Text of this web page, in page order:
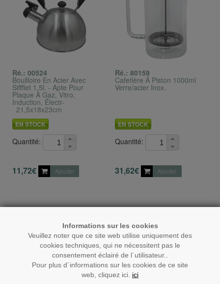
Informations sur les cookies
Veuillez noter que ce site web utilise uniquement des
cookies techniques, qui ne nécessitent pas le
consentement éclairé de l´utilisateur..
Pour plus d´informations sur les cookies de ce site
web, cliquez ici. ici
Ré.: 00524
Bouilloire En Acier Avec
Siffflet 1,5l. - Apte Pour
Plaque À Gaz, Vitro,
Induction, Électr-
_21,5x18x23cm
EN STOCK
Quantité:
11,72€ Ajouter
Ré.: 80159
Cafetière Á Piston 1000ml
Verre/acier Inox.
EN STOCK
Quantité:
31,62€ Ajouter